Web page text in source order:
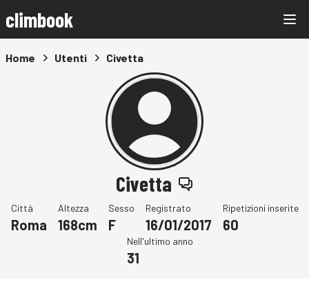
climbook
Home Utenti Civetta
Civetta
Città
Roma
Altezza
168cm
Sesso
F
Registrato
16/01/2017
Ripetizioni inserite
60
Nell'ultimo anno
31